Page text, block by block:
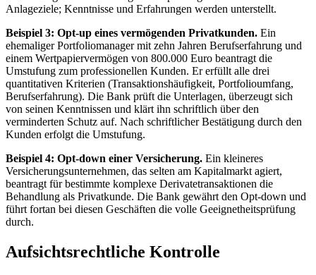
Anlageziele; Kenntnisse und Erfahrungen werden unterstellt.
Beispiel 3: Opt-up eines vermögenden Privatkunden. Ein
ehemaliger Portfoliomanager mit zehn Jahren Berufserfahrung und
einem Wertpapiervermögen von 800.000 Euro beantragt die
Umstufung zum professionellen Kunden. Er erfüllt alle drei
quantitativen Kriterien (Transaktionshäufigkeit, Portfolioumfang,
Berufserfahrung). Die Bank prüft die Unterlagen, überzeugt sich
von seinen Kenntnissen und klärt ihn schriftlich über den
verminderten Schutz auf. Nach schriftlicher Bestätigung durch den
Kunden erfolgt die Umstufung.
Beispiel 4: Opt-down einer Versicherung. Ein kleineres
Versicherungsunternehmen, das selten am Kapitalmarkt agiert,
beantragt für bestimmte komplexe Derivatetransaktionen die
Behandlung als Privatkunde. Die Bank gewährt den Opt-down und
führt fortan bei diesen Geschäften die volle Geeignetheitsprüfung
durch.
Aufsichtsrechtliche Kontrolle